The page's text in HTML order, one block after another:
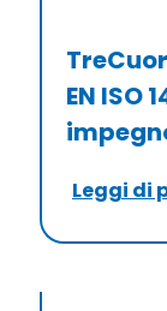
EN ISO
Leggi di